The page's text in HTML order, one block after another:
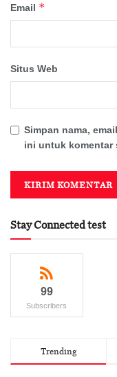
Email *
Situs Web
Simpan nama,
ini untuk komentar
Stay Connected test
99
Subscribers
Trending